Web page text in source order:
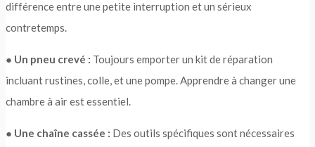
différence entre une petite interruption et un sérieux
contretemps.
● Un pneu crevé : Toujours emporter un kit de réparation
incluant rustines, colle, et une pompe. Apprendre à changer une
chambre à air est essentiel.
● Une chaîne cassée : Des outils spécifiques sont nécessaires